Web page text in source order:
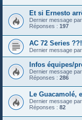
Et si Ernesto
Dernier message par
Réponses : 197
AC 72 Series
Dernier message par
Infos équipes/
Dernier message par
Réponses : 286
Le Guacamolé,
Dernier message par
Réponses : 82